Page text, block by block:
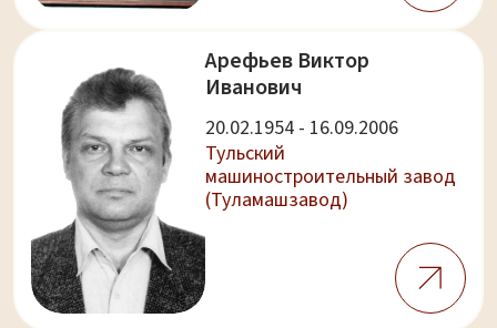
Арефьев Виктор
Иванович
20.02.1954 - 16.09.2006
Тульский
машиностроительный завод
(Туламашзавод)